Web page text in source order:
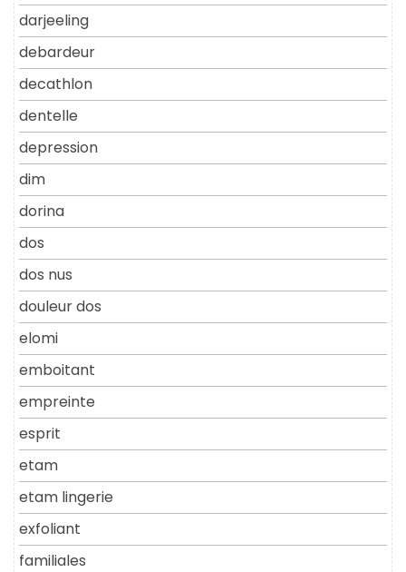
darjeeling
debardeur
decathlon
dentelle
depression
dim
dorina
dos
dos nus
douleur dos
elomi
emboitant
empreinte
esprit
etam
etam lingerie
exfoliant
familiales